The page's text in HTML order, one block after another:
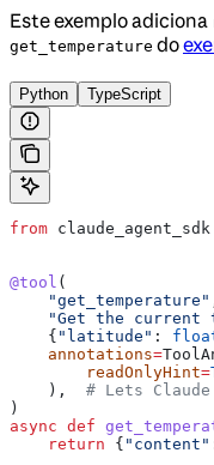
Este exemplo adiciona
get_temperature do
Python TypeScript
from claude_agent_sdk
@tool (
    "get_temperature"
"Get the current
    {
"latitude" :
    annotations
=
        readOnlyHint
=
    ),
# Lets
)
async def
    return
{ "content"